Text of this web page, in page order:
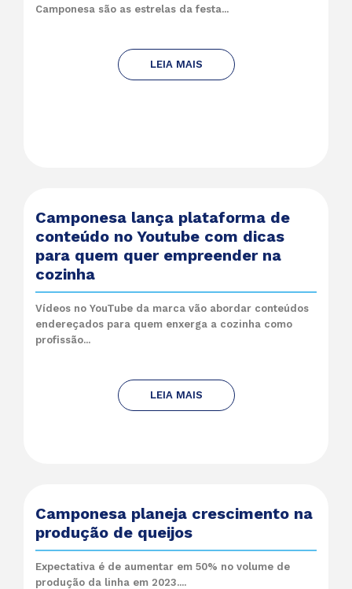
Camponesa são as estrelas da festa...
LEIA MAIS
Camponesa lança plataforma de
conteúdo no Youtube com dicas
para quem quer empreender na
cozinha
Vídeos no YouTube da marca vão abordar conteúdos
endereçados para quem enxerga a cozinha como
profissão...
LEIA MAIS
Camponesa planeja crescimento na
produção de queijos
Expectativa é de aumentar em 50% no volume de
produção da linha em 2023....